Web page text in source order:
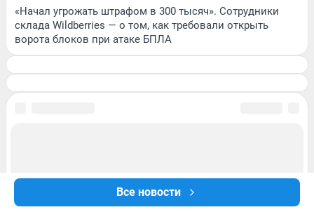
Все новости
«Начал угрожать штрафом в 300 тысяч». Сотрудники
склада Wildberries — о том, как требовали открыть
ворота блоков при атаке БПЛА